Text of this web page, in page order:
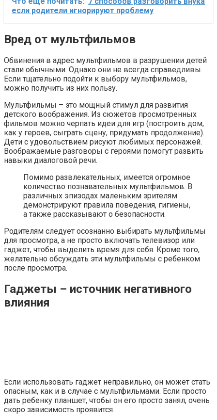
если родители игнорируют проблему
Вред от мультфильмов
Обвинения в адрес мультфильмов в разрушении детей
стали обычными. Однако они не всегда справедливы.
Если тщательно подойти к выбору мультфильмов,
можно получить из них пользу.
Мультфильмы – это мощный стимул для развития
детского воображения. Из сюжетов просмотренных
фильмов можно черпать идеи для игр (построить дом,
как у героев, сыграть сцену, придумать продолжение).
Дети с удовольствием рисуют любимых персонажей.
Воображаемые разговоры с героями помогут развить
навыки диалоговой речи.
Помимо развлекательных, имеется огромное
количество познавательных мультфильмов. В
различных эпизодах маленьким зрителям
демонстрируют правила поведения, гигиены,
а также рассказывают о безопасности.
Родителям следует осознанно выбирать мультфильмы
для просмотра, а не просто включать телевизор или
гаджет, чтобы выделить время для себя. Кроме того,
желательно обсуждать эти мультфильмы с ребенком
после просмотра.
Гаджеты – источник негативного
влияния
Если использовать гаджет неправильно, он может стать
опасным, как и в случае с мультфильмами. Если просто
дать ребенку планшет, чтобы он его просто занял, очень
скоро зависимость проявится.